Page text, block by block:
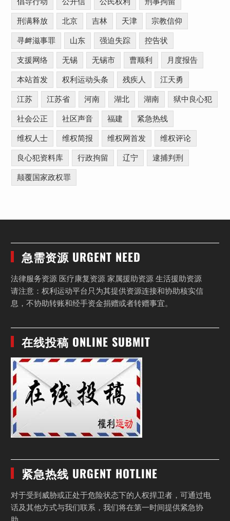
刑满释放 北京 吉林 天津 宗教信仰
寻衅滋事罪 山东 强迫失踪 控告状
支援网络 无锡 无锡市 曹顺利 月度报告
本站首发 权利运动头条 残疾人 江天勇
江苏 江苏省 河南 湖北 湖南 狱中良心犯
社会公正 社区声音 福建 紧急热线
维权人士 维权简报 维权网首发 维权评论
良心犯资料库 行政拘留 辽宁 逮捕判刑
颠覆国家政权罪
急需资源 URGENT NEED
法律服务资源 医疗康复资源 家属援助资源 生活援助资源
请注意：权利运动平台只为其提供资源连接和协助核实信
息，不协助转账和经手资金捐赠或者转赠事宜。
在线投稿 ONLINE SUBMIT
紧急热线 URGENT HOTLINE
对于受到威胁或正处于危险状态下的人权捍卫者，可通过电
话及其他方式与我们联系，我们将在第一时间提供紧急协